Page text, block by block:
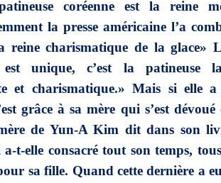
coréenne est la reine
la presse américaine l’a
reine charismatique de la
unique, c’est la patineuse
et charismatique.» Mais si elle
grâce à sa mère qui s’est
de Yun-A Kim dit dans son
t-elle consacré tout son temps, tous
sa fille. Quand cette dernière a